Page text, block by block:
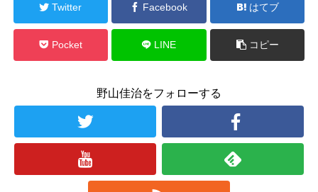
Twitter Facebook はてブ
Pocket LINE コピー
野山佳治をフォローする